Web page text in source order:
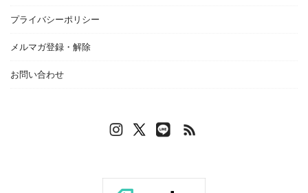
プライバシーポリシー
メルマガ登録・解除
お問い合わせ